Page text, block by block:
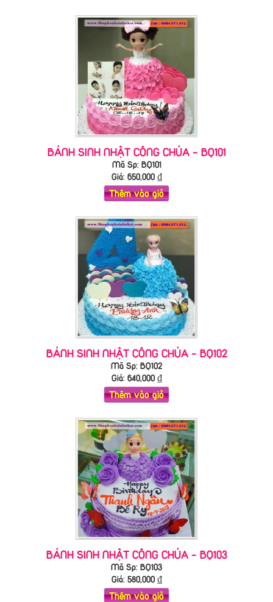
BÁNH SINH NHẬT CÔNG CHÚA - BQ101
Mã Sp: BQ101
Giá: 650,000₫
Thêm vào giỏ
BÁNH SINH NHẬT CÔNG CHÚA - BQ102
Mã Sp: BQ102
Giá: 640,000₫
Thêm vào giỏ
BÁNH SINH NHẬT CÔNG CHÚA - BQ103
Mã Sp: BQ103
Giá: 580,000₫
Thêm vào giỏ